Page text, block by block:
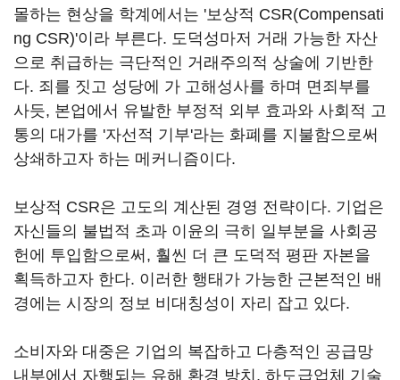
몰하는 현상을 학계에서는 '보상적 CSR(Compensati
ng CSR)'이라 부른다. 도덕성마저 거래 가능한 자산
으로 취급하는 극단적인 거래주의적 상술에 기반한
다. 죄를 짓고 성당에 가 고해성사를 하며 면죄부를
사듯, 본업에서 유발한 부정적 외부 효과와 사회적 고
통의 대가를 '자선적 기부'라는 화폐를 지불함으로써
상쇄하고자 하는 메커니즘이다.
보상적 CSR은 고도의 계산된 경영 전략이다. 기업은
자신들의 불법적 초과 이윤의 극히 일부분을 사회공
헌에 투입함으로써, 훨씬 더 큰 도덕적 평판 자본을
획득하고자 한다. 이러한 행태가 가능한 근본적인 배
경에는 시장의 정보 비대칭성이 자리 잡고 있다.
소비자와 대중은 기업의 복잡하고 다층적인 공급망
내부에서 자행되는 유해 환경 방치, 하도급업체 기술